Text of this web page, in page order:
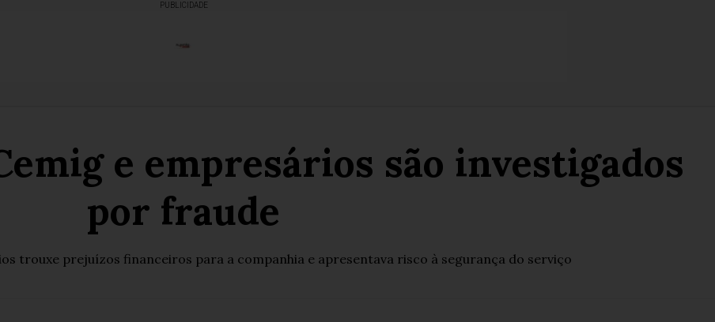
PUBLICIDADE
e empresários são investigados
por fraude
trouxe prejuízos financeiros para a companhia e apresentava risco à segurança do serviço